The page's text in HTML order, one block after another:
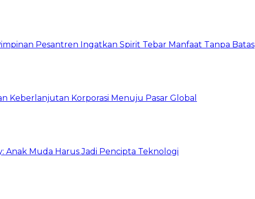
Pesantren Ingatkan Spirit Tebar Manfaat Tanpa Batas
Keberlanjutan Korporasi Menuju Pasar Global
Anak Muda Harus Jadi Pencipta Teknologi